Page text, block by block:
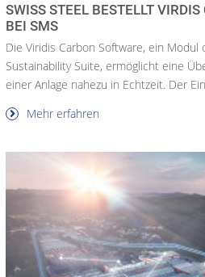
SWISS STEEL BESTELLT
BEI SMS
Die Viridis Carbon Software, ein Modul
Sustainability Suite, ermöglicht eine
einer Anlage nahezu in Echtzeit. Der
Mehr erfahren